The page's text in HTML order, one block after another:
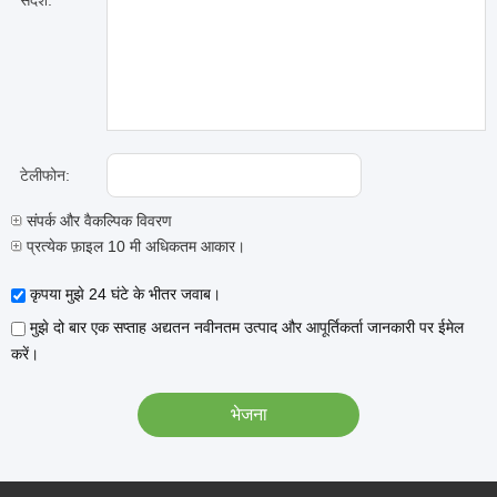
टेलीफोन:
संपर्क और वैकल्पिक विवरण
प्रत्येक फ़ाइल 10 मी अधिकतम आकार।
कृपया मुझे 24 घंटे के भीतर जवाब।
मुझे दो बार एक सप्ताह अद्यतन नवीनतम उत्पाद और आपूर्तिकर्ता जानकारी पर ईमेल
करें।